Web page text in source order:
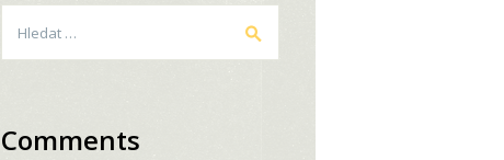
Comments